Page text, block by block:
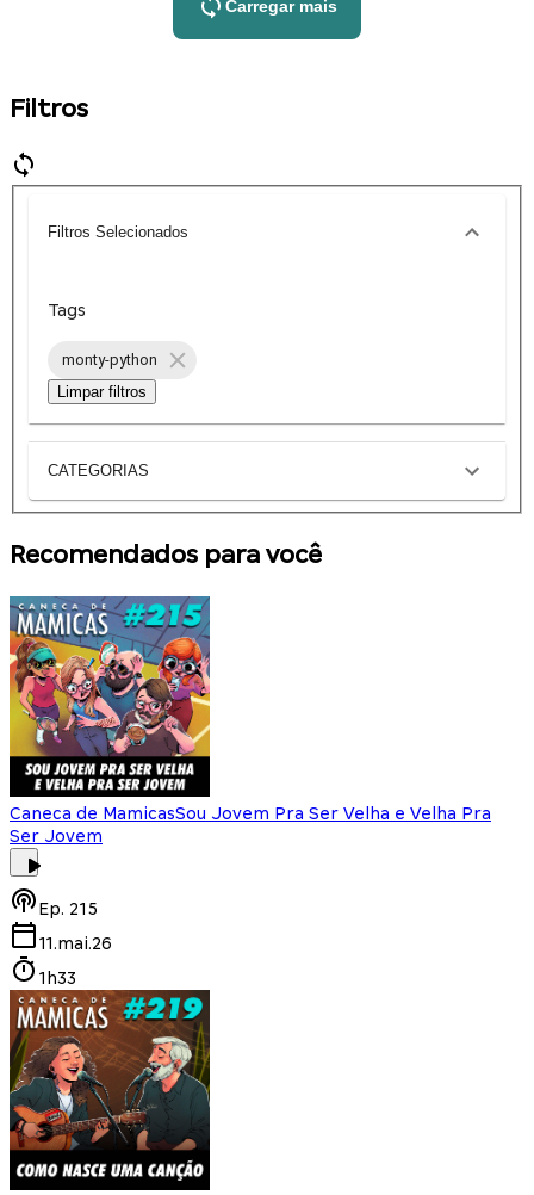
Carregar mais
Filtros
Filtros Selecionados
Tags
monty-python
Limpar filtros
CATEGORIAS
Recomendados para você
Caneca de MamicasSou Jovem Pra Ser Velha e Velha Pra
Ser Jovem
Ep. 215
11.mai.26
1h33